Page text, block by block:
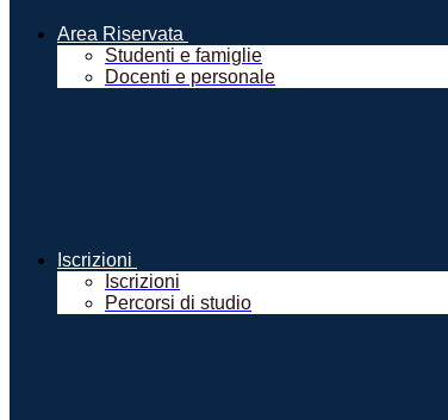
Area Riservata
Studenti e famiglie
Docenti e personale
Iscrizioni
Iscrizioni
Percorsi di studio